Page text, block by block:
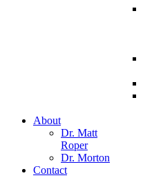
About
Dr. Matt
Roper
Dr. Morton
Contact